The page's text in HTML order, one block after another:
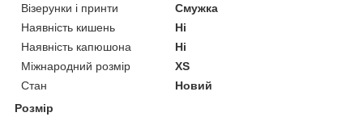
Візерунки і принти
Смужка
Наявність кишень
Ні
Наявність капюшона
Ні
Міжнародний розмір
XS
Стан
Новий
Розмір